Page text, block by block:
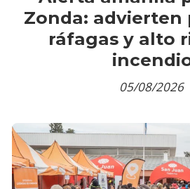
Zonda: advierten
ráfagas y alto
05/08/2026